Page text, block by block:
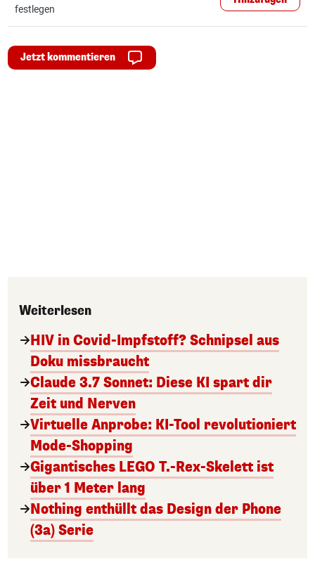
festlegen
Jetzt kommentieren
Weiterlesen
HIV in Covid-Impfstoff? Schnipsel aus
Doku missbraucht
Claude 3.7 Sonnet: Diese KI spart dir
Zeit und Nerven
Virtuelle Anprobe: KI-Tool revolutioniert
Mode-Shopping
Gigantisches LEGO T.-Rex-Skelett ist
über 1 Meter lang
Nothing enthüllt das Design der Phone
(3a) Serie